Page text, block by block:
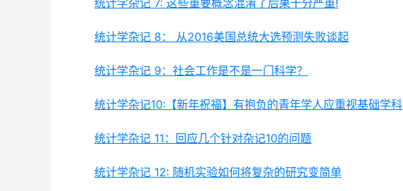
统计学杂记 8： 从2016美国总统大选预测失败谈起
统计学杂记 9：社会工作是不是一门科学？
统计学杂记10:【新年祝福】有抱负的青年学人应重视基础学科
统计学杂记 11：回应几个针对杂记10的问题
统计学杂记 12: 随机实验如何将复杂的研究变简单